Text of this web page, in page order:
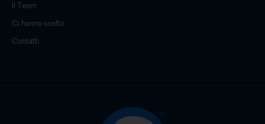
Il Team
Ci hanno scelto
Contatti